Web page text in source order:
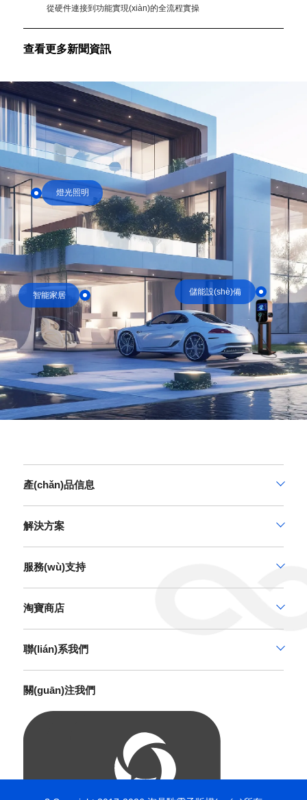
從硬件連接到功能實現(xiàn)的全流程實操
查看更多新聞資訊
燈光照明
智能家居 儲能設(shè)備
產(chǎn)品信息
解決方案
服務(wù)支持
淘寶商店
聯(lián)系我們
關(guān)注我們